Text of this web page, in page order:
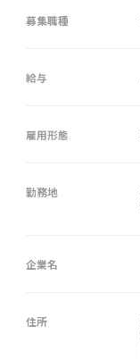
募集職種
給与
雇用形態
勤務地
企業名
住所